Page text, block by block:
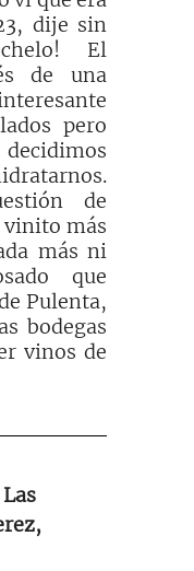
dije sin
El
de una
pero
de
vinito más
más ni
que
Pulenta,
bodegas
vinos de